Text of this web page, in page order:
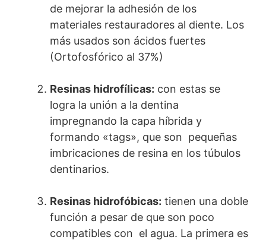
de mejorar la adhesión de los
materiales restauradores al diente. Los
más usados son ácidos fuertes
(Ortofosfórico al 37%)
Resinas hidrofílicas: con estas se
logra la unión a la dentina
impregnando la capa híbrida y
formando «tags», que son pequeñas
imbricaciones de resina en los túbulos
dentinarios.
Resinas hidrofóbicas: tienen una doble
función a pesar de que son poco
compatibles con el agua. La primera es